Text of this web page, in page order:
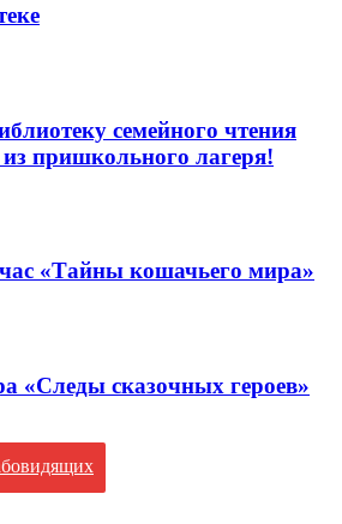
семейного чтения
из пришкольного лагеря!
«Тайны кошачьего мира»
«Следы сказочных героев»